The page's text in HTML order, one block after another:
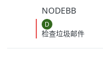
泉原丰/保罗·纳高
诺/RichardJoson/
顿/JacksonRaine/
冈野/HidekiTojo 类
NODEBB
D
检查垃圾邮件